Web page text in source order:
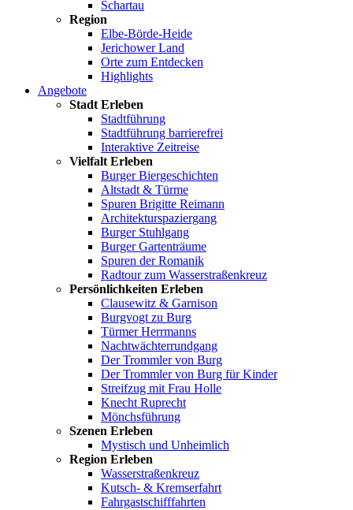
Schartau
Region
Elbe-Börde-Heide
Jerichower Land
Orte zum Entdecken
Highlights
Angebote
Stadt Erleben
Stadtführung
Stadtführung barrierefrei
Interaktive Zeitreise
Vielfalt Erleben
Burger Biergeschichten
Altstadt & Türme
Spuren Brigitte Reimann
Architekturspaziergang
Burger Stuhlgang
Burger Gartenträume
Spuren der Romanik
Radtour zum Wasserstraßenkreuz
Persönlichkeiten Erleben
Clausewitz & Garnison
Burgvogt zu Burg
Türmer Herrmanns
Nachtwächterrundgang
Der Trommler von Burg
Der Trommler von Burg für Kinder
Streifzug mit Frau Holle
Knecht Ruprecht
Mönchsführung
Szenen Erleben
Mystisch und Unheimlich
Region Erleben
Wasserstraßenkreuz
Kutsch- & Kremserfahrt
Fahrgastschifffahrten